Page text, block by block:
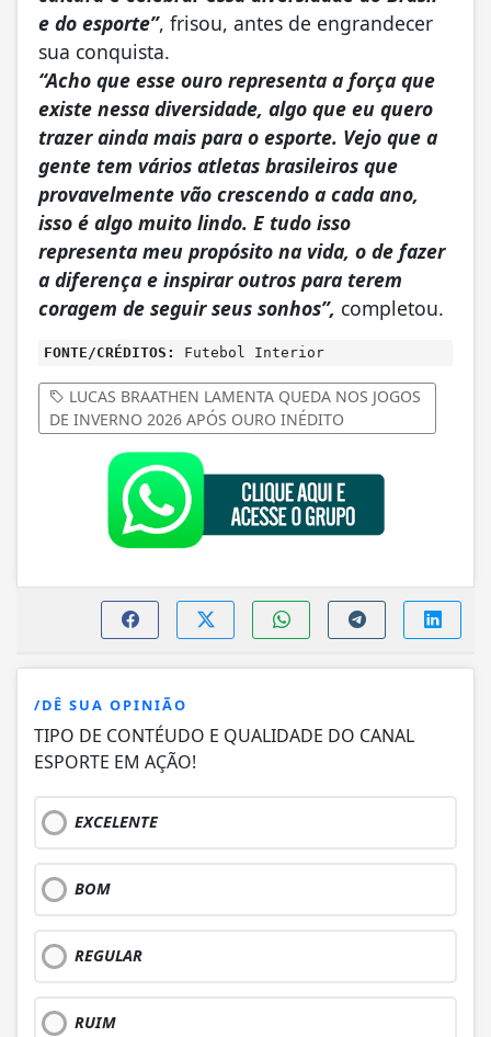
e do esporte”, frisou, antes de engrandecer
sua conquista.
“Acho que esse ouro representa a força que
existe nessa diversidade, algo que eu quero
trazer ainda mais para o esporte. Vejo que a
gente tem vários atletas brasileiros que
provavelmente vão crescendo a cada ano,
isso é algo muito lindo. E tudo isso
representa meu propósito na vida, o de fazer
a diferença e inspirar outros para terem
coragem de seguir seus sonhos”, completou.
FONTE/CRÉDITOS: Futebol Interior
LUCAS BRAATHEN LAMENTA QUEDA NOS JOGOS
DE INVERNO 2026 APÓS OURO INÉDITO
/DÊ SUA OPINIÃO
TIPO DE CONTÉUDO E QUALIDADE DO CANAL
ESPORTE EM AÇÃO!
EXCELENTE
BOM
REGULAR
RUIM